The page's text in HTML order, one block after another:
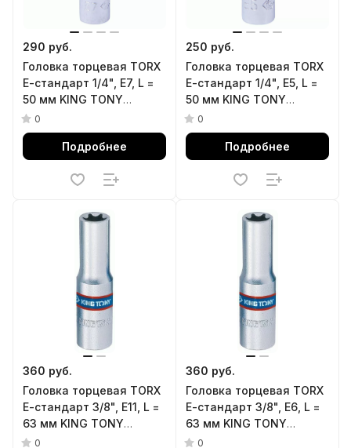
290 руб.
Головка торцевая TORX
Е-стандарт 1/4", E7, L =
50 мм KING TONY
227507M
0
Подробнее
250 руб.
Головка торцевая TORX
Е-стандарт 1/4", E5, L =
50 мм KING TONY
227505M
0
Подробнее
360 руб.
Головка торцевая TORX
Е-стандарт 3/8", E11, L =
63 мм KING TONY
327511M
0
360 руб.
Головка торцевая TORX
Е-стандарт 3/8", E6, L =
63 мм KING TONY
327506M
0